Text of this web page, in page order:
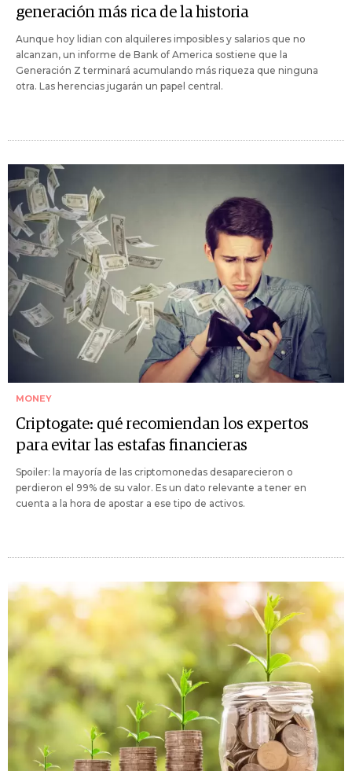
generación más rica de la historia
Aunque hoy lidian con alquileres imposibles y salarios que no
alcanzan, un informe de Bank of America sostiene que la
Generación Z terminará acumulando más riqueza que ninguna
otra. Las herencias jugarán un papel central.
MONEY
Criptogate: qué recomiendan los expertos
para evitar las estafas financieras
Spoiler: la mayoría de las criptomonedas desaparecieron o
perdieron el 99% de su valor. Es un dato relevante a tener en
cuenta a la hora de apostar a ese tipo de activos.